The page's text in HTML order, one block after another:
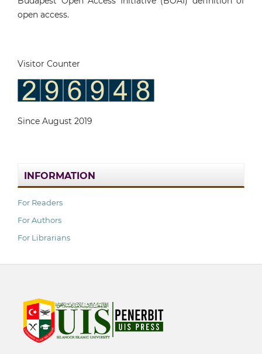
open access.
Visitor Counter
Since August 2019
INFORMATION
For Readers
For Authors
For Librarians